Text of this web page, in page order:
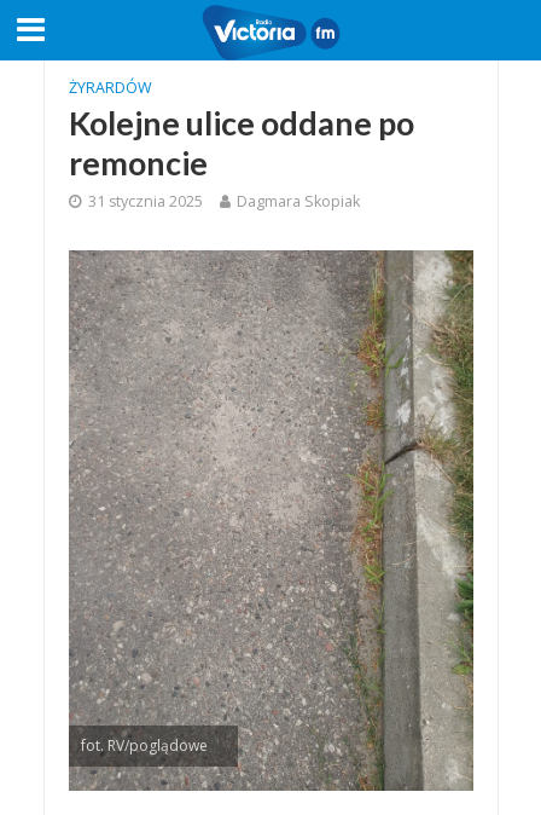
ŻYRARDÓW
Kolejne ulice oddane po
remoncie
31 stycznia 2025 Dagmara Skopiak
fot. RV/poglądowe